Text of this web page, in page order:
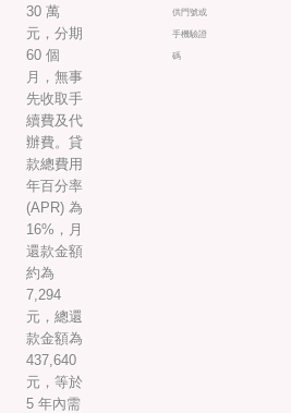
30 萬
元，分期
60 個
月，無事
先收取手
續費及代
辦費。貸
款總費用
年百分率
(APR) 為
16%，月
還款金額
約為
7,294
元，總還
款金額為
437,640
元，等於
5 年內需
供門號或
手機驗證
碼